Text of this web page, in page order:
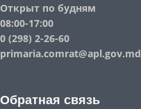
Открыт по будням
08:00-17:00
0 (298) 2-26-60
primaria.comrat@apl.gov.md
Обратная связь